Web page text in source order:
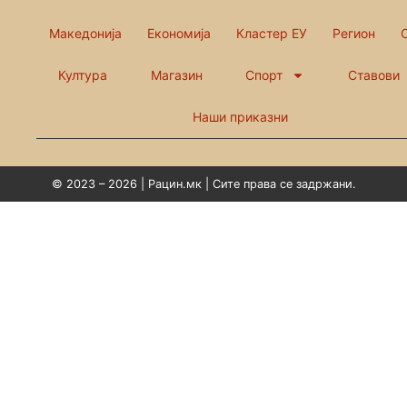
Македонија Економија Кластер ЕУ Регион
Култура Магазин Спорт Ставови
Наши приказни
© 2023 – 2026 | Рацин.мк | Сите права се задржани.